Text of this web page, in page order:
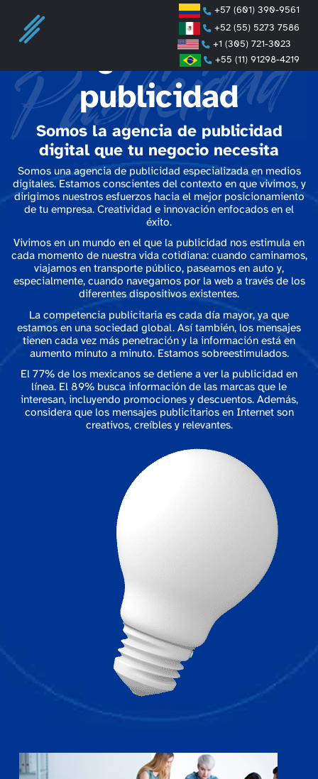
+57 (601) 390-9561
+52 (55) 5273 7586
+1 (305) 721-3023
+55 (11) 91298-4219
Agencia de
publicidad
Somos la agencia de publicidad
digital que tu negocio necesita
Somos una agencia de publicidad especializada en medios
digitales. Estamos conscientes del contexto en que vivimos, y
dirigimos nuestros esfuerzos hacia el mejor posicionamiento
de tu empresa. Creatividad e innovación enfocados en el
éxito.
Vivimos en un mundo en el que la publicidad nos estimula en
cada momento de nuestra vida cotidiana: cuando caminamos,
viajamos en transporte público, paseamos en auto y,
especialmente, cuando navegamos por la web a través de los
diferentes dispositivos existentes.
La competencia publicitaria es cada día mayor, ya que
estamos en una sociedad global. Así también, los mensajes
tienen cada vez más penetración y la información está en
aumento minuto a minuto. Estamos sobreestimulados.
El 77% de los mexicanos se detiene a ver la publicidad en
línea. El 89% busca información de las marcas que le
interesan, incluyendo promociones y descuentos. Además,
considera que los mensajes publicitarios en Internet son
creativos, creíbles y relevantes.